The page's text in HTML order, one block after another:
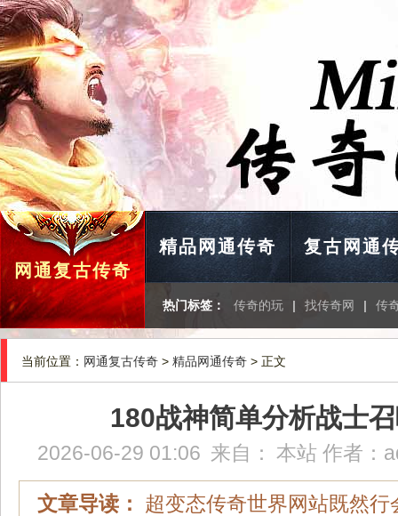
网通复古传奇
精品网通传奇 复古网通
热门标签： 传奇的玩 | 找传奇网 | 传
当前位置： 网通复古传奇 > 精品网通传奇 > 正文
180战神简单分析战士
2026-06-29 01:06 来自： 本站 作者：
文章导读：
超变态传奇世界网站既然行